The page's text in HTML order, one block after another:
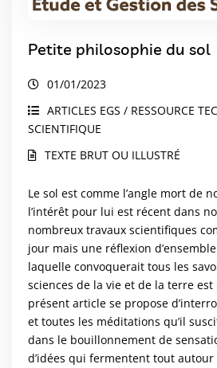
Petite philosophie du sol
01/01/2023
ARTICLES EGS / RESSOURCE
SCIENTIFIQUE
TEXTE BRUT OU ILLUSTRÉ
Le sol est comme l’angle mort de
l’intérêt pour lui est récent dans
nombreux travaux scientifiques
jour mais une réflexion
laquelle convoquerait tous les
sciences de la vie et de la terre
présent article se propose
et toutes les méditations qu’il
dans le bouillonnement de
d’idées qui fermentent tout